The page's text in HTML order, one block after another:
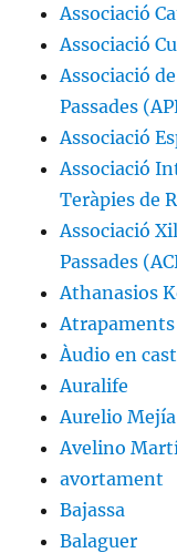
Associació
Associació
Associació
Passades
Associació
Associació
Teràpies de
Associació
Passades
Athanasios
Àudio en
Auralife
Aurelio Mejía
Avelino
avortament
Bajassa
Balaguer